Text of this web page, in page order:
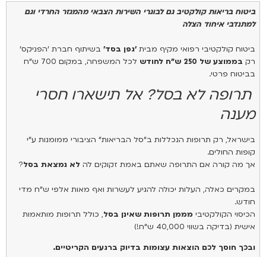
ביטוח בריאות קולקטיב גם לבוגרי השירות הצבאי מהמגזר החרדי וגם
למתנדבי איחוד הצלה
ביטוח קולקטיבי רפואי מקיף מבית 'גפן בסד' בשיתוף חברת 'הפניקס'
רק בממוצע של 250 ש"ח לחודש
לכל המשפחה, במקום 700 ש"ח
בביטוח פרטי.
תרופה לא בסל? אל תישארו חסרי
מענה
בישראל, רק תרופות הנכללות ב"סל הבריאות" הציבורי ממומנות ע"י
קופות החולים.
אך מה קורה אם התרופה שאתם באמת זקוקים לה לא נמצאת בסל?
במקרים כאלה, העלות יכולה להגיע לעשרות ואף מאות אלפי ש"ח מדי
חודש.
הכיסוי הקולקטיבי מממן תרופות שאינן בסל, כולל תרופות מותאמות
אישית (בדיקה בשווי 40,000 ש"ח!)
ובכך חוסך לכם הוצאות עצומות בדיוק ברגעים הקריטיים.